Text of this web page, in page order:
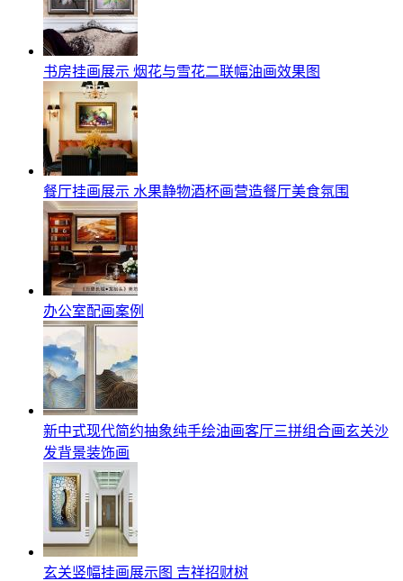
书房挂画展示 烟花与雪花二联幅油画效果图
餐厅挂画展示 水果静物酒杯画营造餐厅美食氛围
办公室配画案例
新中式现代简约抽象纯手绘油画客厅三拼组合画玄关沙
发背景装饰画
玄关竖幅挂画展示图 吉祥招财树